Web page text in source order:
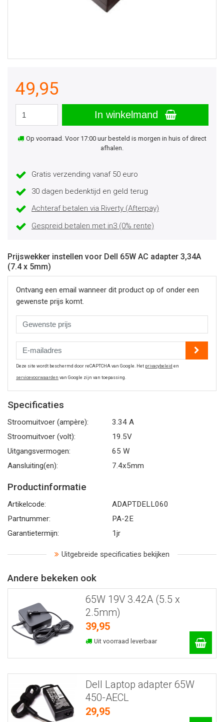
49,95
In winkelmand
Op voorraad. Voor 17:00 uur besteld is morgen in huis of direct
afhalen.
Gratis verzending vanaf 50 euro
30 dagen bedenktijd en geld terug
Achteraf betalen via Riverty (Afterpay)
Gespreid betalen met in3 (0% rente)
Prijswekker instellen voor Dell 65W AC adapter 3,34A
(7.4 x 5mm)
Ontvang een email wanneer dit product op of onder een
gewenste prijs komt.
Deze site wordt beschermd door reCAPTCHA van Google. Het privacybeleid en
servicevoorwaarden van Google zijn van toepassing.
Specificaties
Stroomuitvoer (ampère):
3.34 A
Stroomuitvoer (volt):
19.5V
Uitgangsvermogen:
65 W
Aansluiting(en):
7.4x5mm
Productinformatie
Artikelcode:
ADAPTDELL060
Partnummer:
PA-2E
Garantietermijn:
1jr
Uitgebreide specificaties bekijken
Andere bekeken ook
65W 19V 3.42A (5.5 x
2.5mm)
39,95
Uit voorraad leverbaar
Dell Laptop adapter 65W
450-AECL
29,95